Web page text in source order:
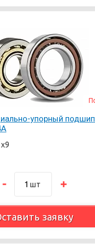
упорный
шт
заявку